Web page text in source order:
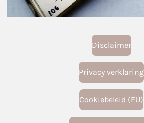
Disclaimer
Privacy verklaring
Cookiebeleid (EU)